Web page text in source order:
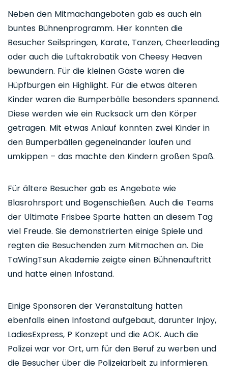
Neben den Mitmachangeboten gab es auch ein
buntes Bühnenprogramm. Hier konnten die
Besucher Seilspringen, Karate, Tanzen, Cheerleading
oder auch die Luftakrobatik von Cheesy Heaven
bewundern. Für die kleinen Gäste waren die
Hüpfburgen ein Highlight. Für die etwas älteren
Kinder waren die Bumperbälle besonders spannend.
Diese werden wie ein Rucksack um den Körper
getragen. Mit etwas Anlauf konnten zwei Kinder in
den Bumperbällen gegeneinander laufen und
umkippen – das machte den Kindern großen Spaß.
Für ältere Besucher gab es Angebote wie
Blasrohrsport und Bogenschießen. Auch die Teams
der Ultimate Frisbee Sparte hatten an diesem Tag
viel Freude. Sie demonstrierten einige Spiele und
regten die Besuchenden zum Mitmachen an. Die
TaWingTsun Akademie zeigte einen Bühnenauftritt
und hatte einen Infostand.
Einige Sponsoren der Veranstaltung hatten
ebenfalls einen Infostand aufgebaut, darunter Injoy,
LadiesExpress, P Konzept und die AOK. Auch die
Polizei war vor Ort, um für den Beruf zu werben und
die Besucher über die Polizeiarbeit zu informieren.